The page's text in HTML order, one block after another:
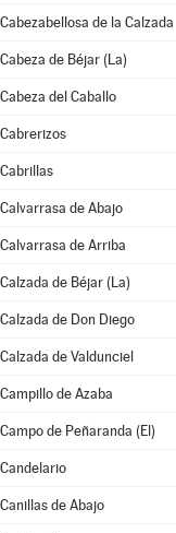
Cabezabellosa de la Calzada
Cabeza de Béjar (La)
Cabeza del Caballo
Cabrerizos
Cabrillas
Calvarrasa de Abajo
Calvarrasa de Arriba
Calzada de Béjar (La)
Calzada de Don Diego
Calzada de Valdunciel
Campillo de Azaba
Campo de Peñaranda (El)
Candelario
Canillas de Abajo